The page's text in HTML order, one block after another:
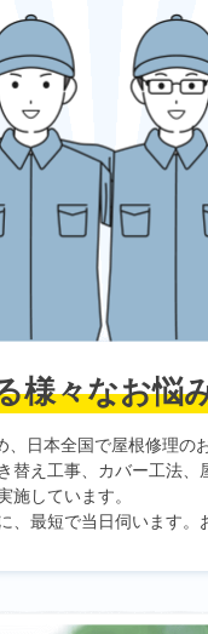
様々なお悩
日本全国で屋根修理の
替え工事、カバー工法
しています。
、最短で当日伺います